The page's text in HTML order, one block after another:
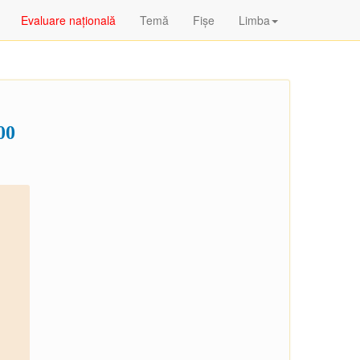
Evaluare națională Temă Fişe Limba